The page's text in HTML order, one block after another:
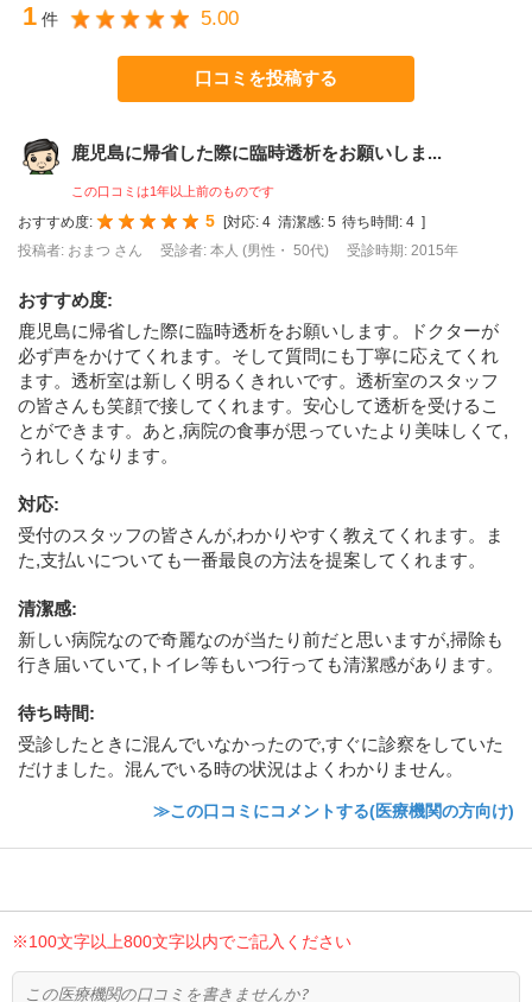
1 件 5.00
口コミを投稿する
鹿児島に帰省した際に臨時透析をお願いしま...
この口コミは1年以上前のものです
おすすめ度: 5 [対応: 4 清潔感: 5 待ち時間: 4 ]
投稿者: おまつ さん
受診者: 本人 (男性・ 50代) 受診時期: 2015年
おすすめ度:
鹿児島に帰省した際に臨時透析をお願いします。ドクターが
必ず声をかけてくれます。そして質問にも丁寧に応えてくれ
ます。透析室は新しく明るくきれいです。透析室のスタッフ
の皆さんも笑顔で接してくれます。安心して透析を受けるこ
とができます。あと,病院の食事が思っていたより美味しくて,
うれしくなります。
対応:
受付のスタッフの皆さんが,わかりやすく教えてくれます。ま
た,支払いについても一番最良の方法を提案してくれます。
清潔感:
新しい病院なので奇麗なのが当たり前だと思いますが,掃除も
行き届いていて,トイレ等もいつ行っても清潔感があります。
待ち時間:
受診したときに混んでいなかったので,すぐに診察をしていた
だけました。混んでいる時の状況はよくわかりません。
≫この口コミにコメントする(医療機関の方向け)
※100文字以上800文字以内でご記入ください